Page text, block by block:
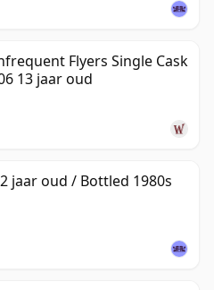
Flyers Single Cask
13 jaar oud
jaar oud / Bottled 1980s